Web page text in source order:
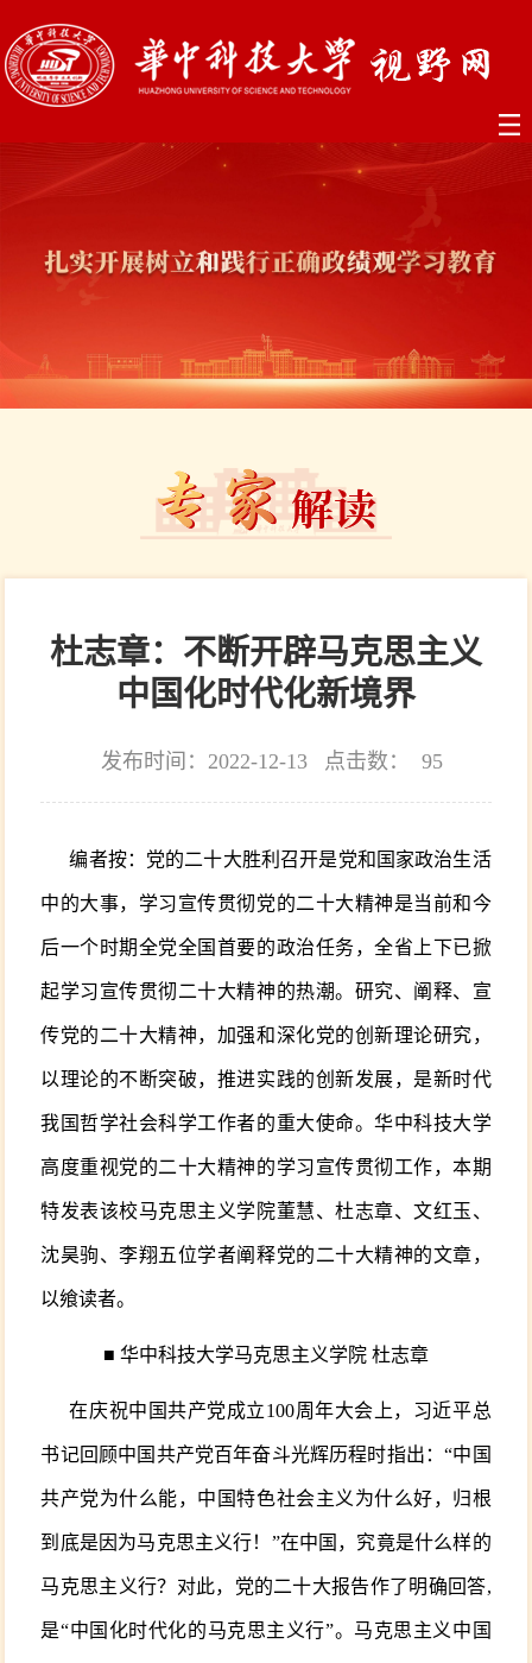
杜志章：不断开辟马克思主义
中国化时代化新境界
发布时间：2022-12-13 点击数： 95
编者按：党的二十大胜利召开是党和国家政治生活
中的大事，学习宣传贯彻党的二十大精神是当前和今
后一个时期全党全国首要的政治任务，全省上下已掀
起学习宣传贯彻二十大精神的热潮。研究、阐释、宣
传党的二十大精神，加强和深化党的创新理论研究，
以理论的不断突破，推进实践的创新发展，是新时代
我国哲学社会科学工作者的重大使命。华中科技大学
高度重视党的二十大精神的学习宣传贯彻工作，本期
特发表该校马克思主义学院董慧、杜志章、文红玉、
沈昊驹、李翔五位学者阐释党的二十大精神的文章，
以飨读者。
■ 华中科技大学马克思主义学院 杜志章
在庆祝中国共产党成立100周年大会上，习近平总
书记回顾中国共产党百年奋斗光辉历程时指出：“中国
共产党为什么能，中国特色社会主义为什么好，归根
到底是因为马克思主义行！”在中国，究竟是什么样的
马克思主义行？对此，党的二十大报告作了明确回答,
是“中国化时代化的马克思主义行”。马克思主义中国